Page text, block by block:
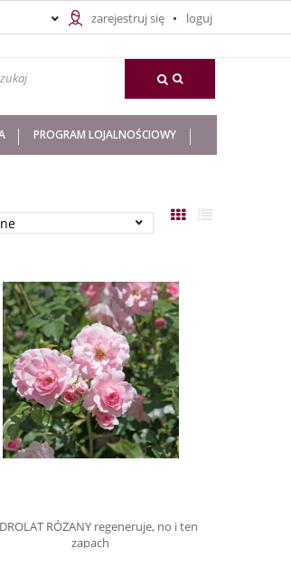
zarejestruj się loguj
PROGRAM LOJALNOŚCIOWY
RÓŻANY regeneruje, no i ten
zapach